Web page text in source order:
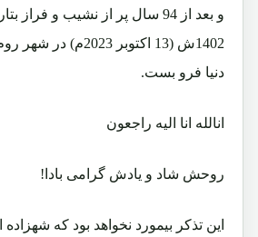
1402ش (13 اکتوبر
دنیا فرو بست.
انالله انا الیه راجعون
روحش شاد و یادش گرامی بادا!
این تذکر بیمورد نخواهد بود که شهزاده